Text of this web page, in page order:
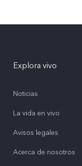
Explora vivo
Noticias
La vida en vivo
Avisos legales
Acerca de nosotros